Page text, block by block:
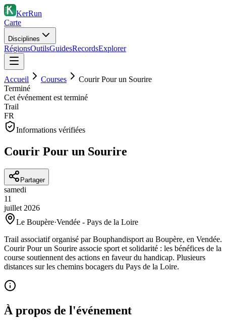
KerRun
Carte
Disciplines
RégionsOutilsGuidesRecordsExplorer
Accueil Courses
Courir Pour un Sourire
Terminé
Cet événement est terminé
Trail
FR
Informations vérifiées
Courir Pour un Sourire
Partager
samedi
11
juillet 2026
Le Boupère·Vendée - Pays de la Loire
Trail associatif organisé par Bouphandisport au Boupère, en Vendée.
Courir Pour un Sourire associe sport et solidarité : les bénéfices de la
course soutiennent des actions en faveur du handicap. Plusieurs
distances sur les chemins bocagers du Pays de la Loire.
À propos de l'événement